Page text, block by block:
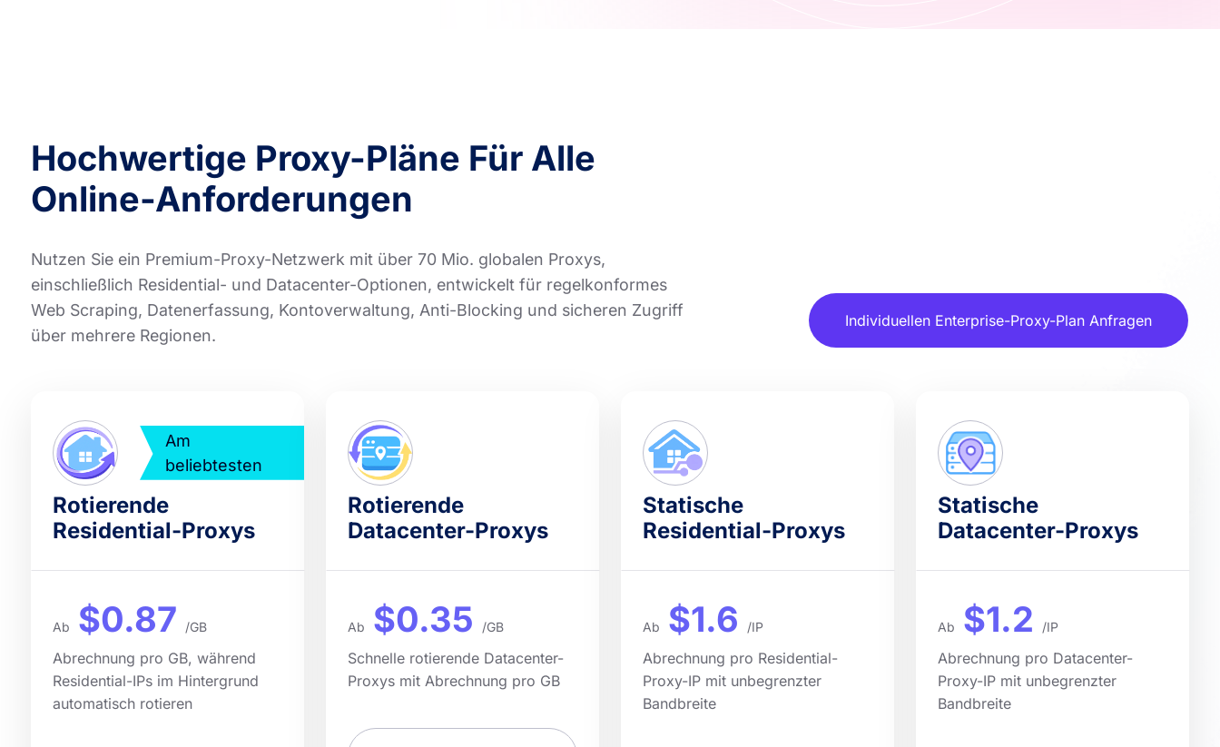
Hochwertige Proxy-Pläne Für Alle
Online-Anforderungen
Nutzen Sie ein Premium-Proxy-Netzwerk mit über 70 Mio. globalen Proxys,
einschließlich Residential- und Datacenter-Optionen, entwickelt für regelkonformes
Web Scraping, Datenerfassung, Kontoverwaltung, Anti-Blocking und sicheren Zugriff
über mehrere Regionen.
Individuellen Enterprise-Proxy-Plan Anfragen
Am
beliebtesten
Rotierende
Residential-Proxys
Ab $0.87 /GB
Abrechnung pro GB, während
Residential-IPs im Hintergrund
automatisch rotieren
Rotierende
Datacenter-Proxys
Ab $0.35 /GB
Schnelle rotierende Datacenter-
Proxys mit Abrechnung pro GB
Statische
Residential-Proxys
Ab $1.6 /IP
Abrechnung pro Residential-
Proxy-IP mit unbegrenzter
Bandbreite
Statische
Datacenter-Proxys
Ab $1.2 /IP
Abrechnung pro Datacenter-
Proxy-IP mit unbegrenzter
Bandbreite